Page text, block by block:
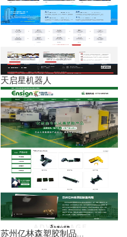
天启星机器人
苏州亿林森塑胶制品...